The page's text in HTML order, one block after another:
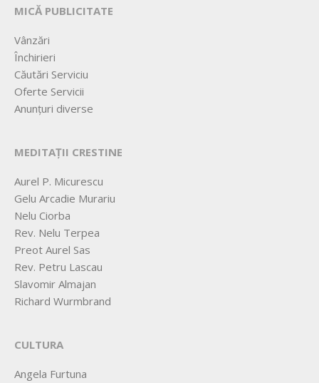
MICĂ PUBLICITATE
Vânzări
Închirieri
Căutări Serviciu
Oferte Servicii
Anunțuri diverse
MEDITAȚII CRESTINE
Aurel P. Micurescu
Gelu Arcadie Murariu
Nelu Ciorba
Rev. Nelu Terpea
Preot Aurel Sas
Rev. Petru Lascau
Slavomir Almajan
Richard Wurmbrand
CULTURA
Angela Furtuna